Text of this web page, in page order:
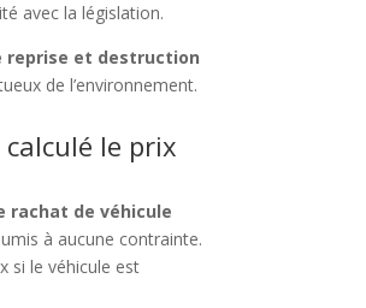
avec la législation.
reprise et destruction
de l’environnement.
le prix
rachat de véhicule
à aucune contrainte.
si le véhicule est